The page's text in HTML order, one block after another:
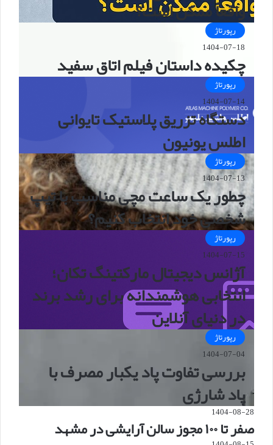
واقعاً ممکن است؟
رپورتاژ
1404-07-18
چکیده داستان فیلم اتاق سفید
رپورتاژ
1404-07-14
دستگاه تزریق پلاستیک تایوانی
اطلس یونیون
رپورتاژ
1404-07-13
چطور یک ساعت مچی مناسب با تیپ
شخصی خود انتخاب کنیم؟
رپورتاژ
1404-07-15
آژانس دیجیتال مارکتینگ تکان؛
انتخابی هوشمندانه برای رشد برند
در دنیای آنلاین
رپورتاژ
1404-07-04
بررسی تفاوت پاد یکبار مصرف با
پاد شارژی
1404-08-28
صفر تا ۱۰۰ مجوز سالن آرایشی در مشهد